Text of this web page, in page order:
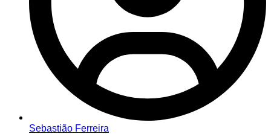
Sebastião Ferreira